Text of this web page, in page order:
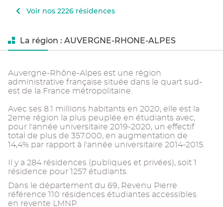
Voir nos 2226 résidences
La région : AUVERGNE-RHONE-ALPES
Auvergne-Rhône-Alpes est une région
administrative française située dans le quart sud-
est de la France métropolitaine.
Avec ses 8.1 millions habitants en 2020, elle est la
2eme région la plus peuplée en étudiants avec,
pour l'année universitaire 2019-2020, un effectif
total de plus de 357.000, en augmentation de
14,4% par rapport à l'année universitaire 2014-2015.
Il y a 284 résidences (publiques et privées), soit 1
résidence pour 1257 étudiants.
Dans le département du 69, Revenu Pierre
référence 110 résidences étudiantes accessibles
en revente LMNP.